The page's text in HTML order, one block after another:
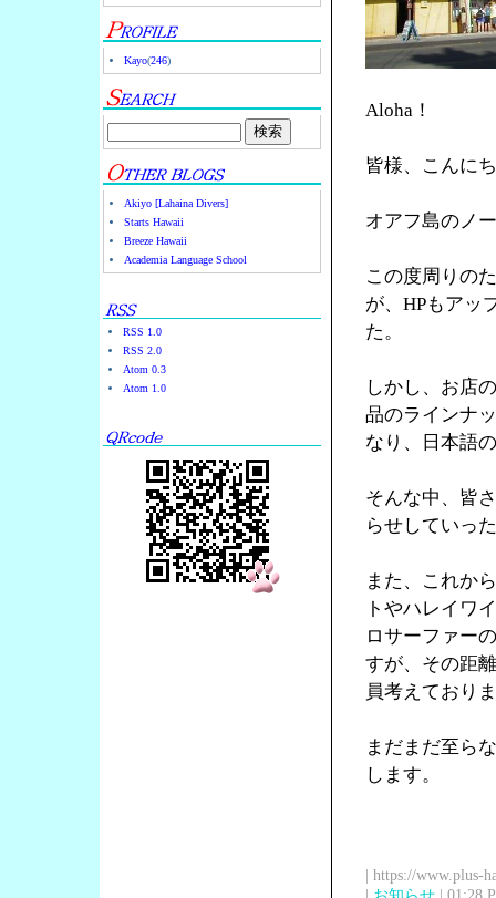
Kayo(246)
Akiyo [Lahaina Divers]
Starts Hawaii
Breeze Hawaii
Academia Language School
RSS 1.0
RSS 2.0
Atom 0.3
Atom 1.0
Aloha！
皆様、こんに
オアフ島のノ
この度周りの
が、HPもアッ
た。
しかし、お店
品のラインナ
なり、日本語
そんな中、皆
らせしていっ
また、これか
トやハレイワ
ロサーファー
すが、その距
員考えており
まだまだ至ら
します。
| https://www.plus-